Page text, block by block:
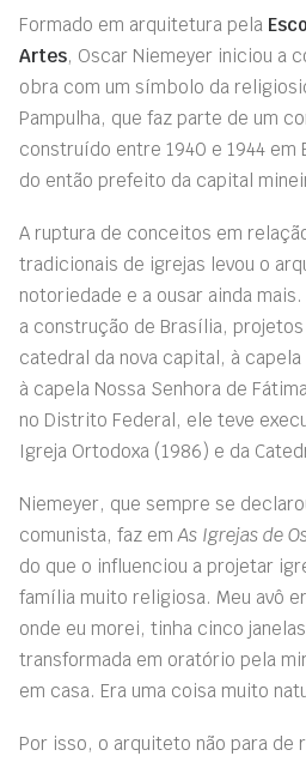
Formado em arquitetura pela
Artes, Oscar Niemeyer iniciou a
obra com um símbolo da
Pampulha, que faz parte de um
construído entre 1940 e 1944 em
do então prefeito da capital
A ruptura de conceitos em
tradicionais de igrejas levou o
notoriedade e a ousar ainda
a construção de Brasília,
catedral da nova capital, à capela
à capela Nossa Senhora de
no Distrito Federal, ele teve
Igreja Ortodoxa (1986) e da
Niemeyer, que sempre se
comunista, faz emAs Igrejas de
do que o influenciou a projetar
família muito religiosa. Meu avô
onde eu morei, tinha cinco
transformada em oratório pela
em casa. Era uma coisa muito
Por isso, o arquiteto não para